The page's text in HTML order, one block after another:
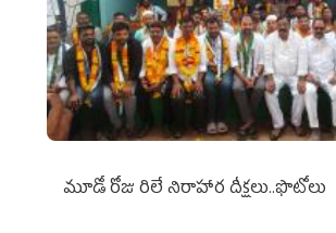
మూడో రోజు రిలే నిరాహార దీక్షలు..ఫొటోలు